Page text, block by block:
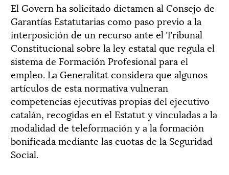
El Govern ha solicitado dictamen al Consejo de
Garantías Estatutarias como paso previo a la
interposición de un recurso ante el Tribunal
Constitucional sobre la ley estatal que regula el
sistema de Formación Profesional para el
empleo. La Generalitat considera que algunos
artículos de esta normativa vulneran
competencias ejecutivas propias del ejecutivo
catalán, recogidas en el Estatut y vinculadas a la
modalidad de teleformación y a la formación
bonificada mediante las cuotas de la Seguridad
Social.